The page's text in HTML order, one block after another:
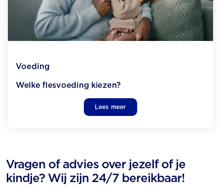
Voeding
Welke flesvoeding kiezen?
Lees meer
Vragen of advies over jezelf of je
kindje? Wij zijn 24/7 bereikbaar!